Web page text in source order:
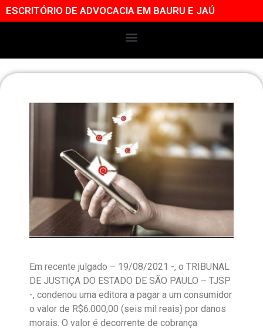
ESCRITÓRIO DE ADVOCACIA EM BAURU E JAÚ
Em recente julgado – 19/08/2021 -, o TRIBUNAL
DE JUSTIÇA DO ESTADO DE SÃO PAULO – TJSP
-, condenou uma editora a pagar a um consumidor
o valor de R$6.000,00 (seis mil reais) por danos
morais. O valor é decorrente de cobrança